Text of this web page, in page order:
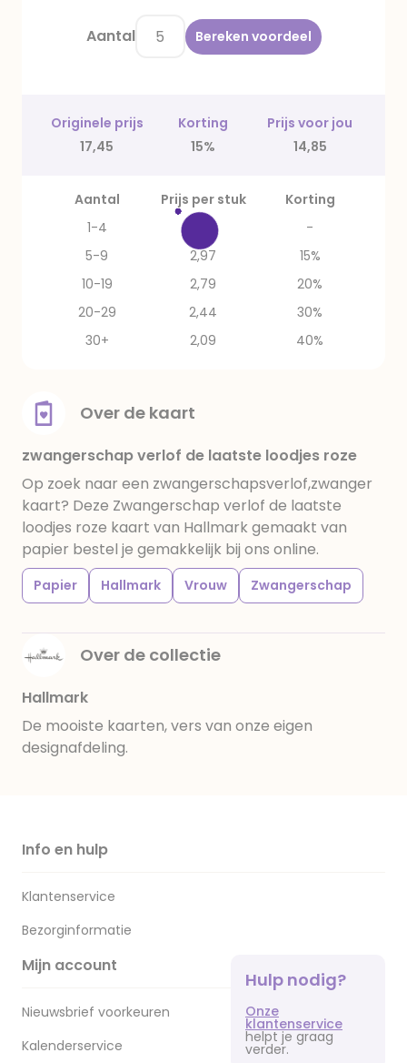
Aantal Bereken voordeel
Originele prijs Korting
Prijs voor jou
17,45
15% 14,85
Aantal Prijs per stuk
Korting
1-4
3,49
-
5-9
2,97
15%
10-19
2,79
20%
20-29
2,44
30%
30+
2,09 40%
Over de kaart
zwangerschap verlof de laatste loodjes roze
Op zoek naar een zwangerschapsverlof,zwanger
kaart? Deze Zwangerschap verlof de laatste
loodjes roze kaart van Hallmark gemaakt van
papier bestel je gemakkelijk bij ons online.
Papier Hallmark Vrouw Zwangerschap
Over de collectie
Hallmark
De mooiste kaarten, vers van onze eigen
designafdeling.
Info en hulp
Klantenservice
Bezorginformatie
Mijn account
Nieuwsbrief voorkeuren
Kalenderservice
Hulp nodig?
Onze
klantenservice
helpt je graag
verder.